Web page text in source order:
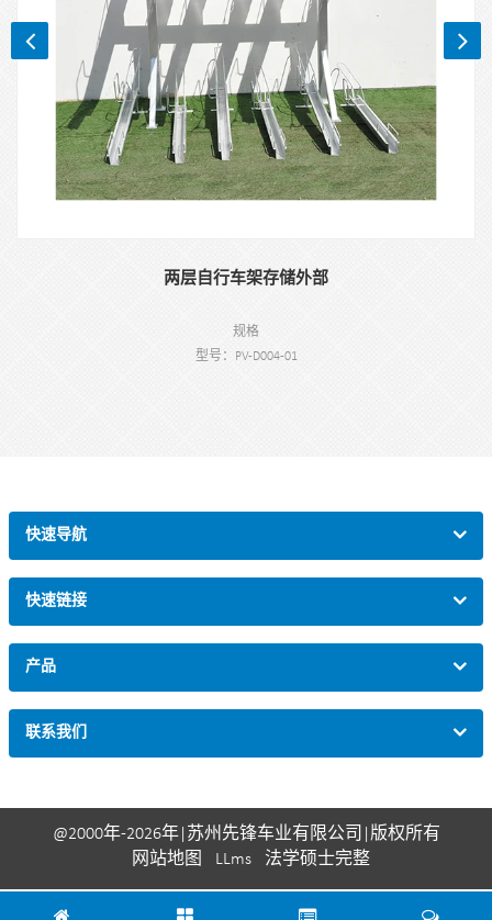
两层自行车架存储外部
规格
型号：PV-D004-01
快速导航
快速链接
产品
联系我们
@2000年-2026年|苏州先锋车业有限公司|版权所有
网站地图
LLms 法学硕士完整